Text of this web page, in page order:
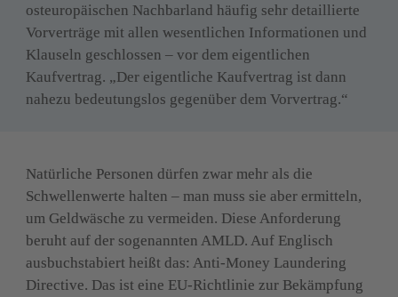
osteuropäischen Nachbarland häufig sehr detaillierte
Vorverträge mit allen wesentlichen Informationen und
Klauseln geschlossen – vor dem eigentlichen
Kaufvertrag. „Der eigentliche Kaufvertrag ist dann
nahezu bedeutungslos gegenüber dem Vorvertrag.“
Natürliche Personen dürfen zwar mehr als die
Schwellenwerte halten – man muss sie aber ermitteln,
um Geldwäsche zu vermeiden. Diese Anforderung
beruht auf der sogenannten AMLD. Auf Englisch
ausbuchstabiert heißt das: Anti-Money Laundering
Directive. Das ist eine EU-Richtlinie zur Bekämpfung